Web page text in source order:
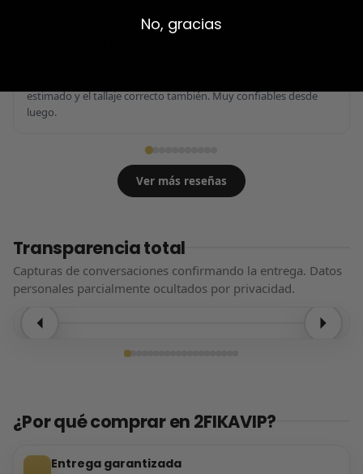
estimado y el tallaje correcto también. Muy confiables desde
luego.
Ver más reseñas
Transparencia total
Capturas de conversaciones confirmando la entrega. Datos
personales parcialmente ocultados por privacidad.
¿Por qué comprar en 2FIKAVIP?
Entrega garantizada
No, gracias